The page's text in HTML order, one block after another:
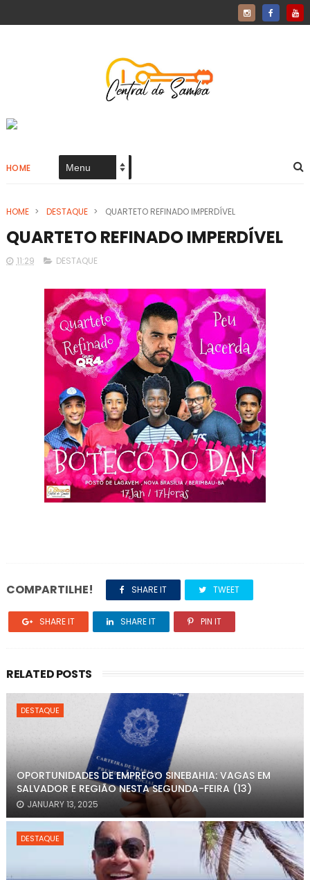
HOME
HOME > DESTAQUE > QUARTETO REFINADO IMPERDÍVEL
QUARTETO REFINADO IMPERDÍVEL
11:29 DESTAQUE
COMPARTILHE! SHARE IT TWEET
SHARE IT SHARE IT PIN IT
RELATED POSTS
DESTAQUE
OPORTUNIDADES DE EMPREGO SINEBAHIA: VAGAS EM
SALVADOR E REGIÃO NESTA SEGUNDA-FEIRA (13)
JANUARY 13, 2025
DESTAQUE